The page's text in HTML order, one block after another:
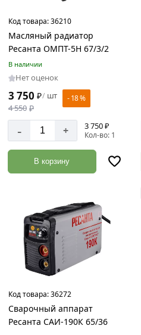
Код товара:36210
Масляный радиатор
Ресанта ОМПТ-5Н 67/3/2
В наличии
Нет оценок
3 750 ₽/ шт
4 550 ₽
- 18 %
- + 3 750 ₽
Кол-во: 1
В корзину
Код товара:36272
Сварочный аппарат
Ресанта САИ-190К 65/36